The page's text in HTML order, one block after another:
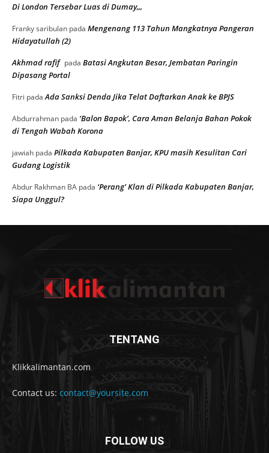
Di London Tersebar Luas di Dumay,,,
Franky saribulan pada Mengenang 113 Tahun Mangkatnya Pangeran
Hidayatullah (2)
Akhmad rafif pada Batasi Angkutan Besar, Jembatan Paringin
Dipasang Portal
Fitri padaAda Sanksi Denda Jika Telat Daftarkan Anak ke BPJS
Abdurrahman pada ‘Balon Bapok’, Cara Aman Belanja Bahan Pokok
di Tengah Wabah Korona
jawiah pada Pilkada Kabupaten Banjar, KPU masih Kesulitan Cari
Gudang Logistik
Abdur Rakhman BA pada ‘Perang’ Klan di Pilkada Kabupaten Banjar,
Siapa Unggul?
TENTANG
Klikkalimantan.com
Contact us: contact@yoursite.com
FOLLOW US